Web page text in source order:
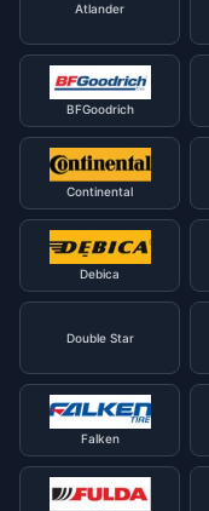
Atlander
BFGoodrich
Continental
Debica
Double Star
Falken